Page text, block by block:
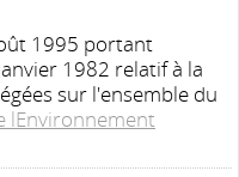
1995 portant
1982 relatif à la
sur l'ensemble du
lEnvironnement